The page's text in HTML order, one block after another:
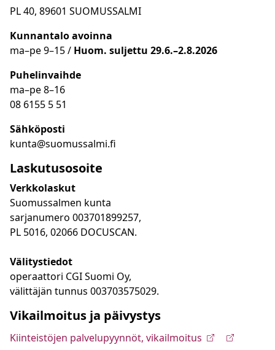
PL 40, 89601 SUOMUSSALMI
Kunnantalo avoinna
ma–pe 9–15 / Huom. suljettu 29.6.–2.8.2026
Puhelinvaihde
ma–pe 8–16
08 6155 5 51
Sähköposti
kunta@suomussalmi.fi
Laskutusosoite
Verkkolaskut
Suomussalmen kunta
sarjanumero 003701899257,
PL 5016, 02066 DOCUSCAN.
Välitystiedot
operaattori CGI Suomi Oy,
välittäjän tunnus 003703575029.
Vikailmoitus ja päivystys
Kiinteistöjen palvelupyynnöt, vikailmoitus